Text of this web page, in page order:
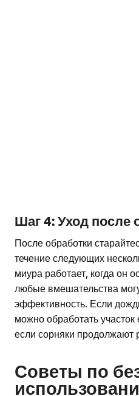
Шаг 4: Уход после
После обработки
течение следующих
миура работает, когда он
любые вмешательства
эффективность. Если
можно обработать
если сорняки продолжают
Советы по